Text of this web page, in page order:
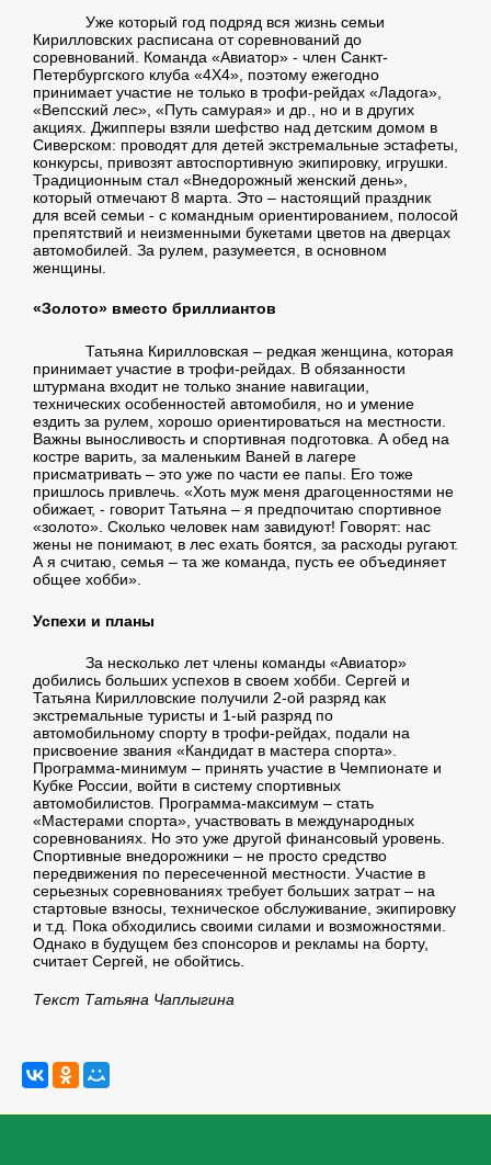
Уже который год подряд вся жизнь семьи
Кирилловских расписана от соревнований до
соревнований. Команда «Авиатор» - член Санкт-
Петербургского клуба «4X4», поэтому ежегодно
принимает участие не только в трофи-рейдах «Ладога»,
«Вепсский лес», «Путь самурая» и др., но и в других
акциях. Джипперы взяли шефство над детским домом в
Сиверском: проводят для детей экстремальные эстафеты,
конкурсы, привозят автоспортивную экипировку, игрушки.
Традиционным стал «Внедорожный женский день»,
который отмечают 8 марта. Это – настоящий праздник
для всей семьи - с командным ориентированием, полосой
препятствий и неизменными букетами цветов на дверцах
автомобилей. За рулем, разумеется, в основном
женщины.
«Золото» вместо бриллиантов
Татьяна Кирилловская – редкая женщина, которая
принимает участие в трофи-рейдах. В обязанности
штурмана входит не только знание навигации,
технических особенностей автомобиля, но и умение
ездить за рулем, хорошо ориентироваться на местности.
Важны выносливость и спортивная подготовка. А обед на
костре варить, за маленьким Ваней в лагере
присматривать – это уже по части ее папы. Его тоже
пришлось привлечь. «Хоть муж меня драгоценностями не
обижает, - говорит Татьяна – я предпочитаю спортивное
«золото». Сколько человек нам завидуют! Говорят: нас
жены не понимают, в лес ехать боятся, за расходы ругают.
А я считаю, семья – та же команда, пусть ее объединяет
общее хобби».
Успехи и планы
За несколько лет члены команды «Авиатор»
добились больших успехов в своем хобби. Сергей и
Татьяна Кирилловские получили 2-ой разряд как
экстремальные туристы и 1-ый разряд по
автомобильному спорту в трофи-рейдах, подали на
присвоение звания «Кандидат в мастера спорта».
Программа-минимум – принять участие в Чемпионате и
Кубке России, войти в систему спортивных
автомобилистов. Программа-максимум – стать
«Мастерами спорта», участвовать в международных
соревнованиях. Но это уже другой финансовый уровень.
Спортивные внедорожники – не просто средство
передвижения по пересеченной местности. Участие в
серьезных соревнованиях требует больших затрат – на
стартовые взносы, техническое обслуживание, экипировку
и т.д. Пока обходились своими силами и возможностями.
Однако в будущем без спонсоров и рекламы на борту,
считает Сергей, не обойтись.
Текст Татьяна Чаплыгина